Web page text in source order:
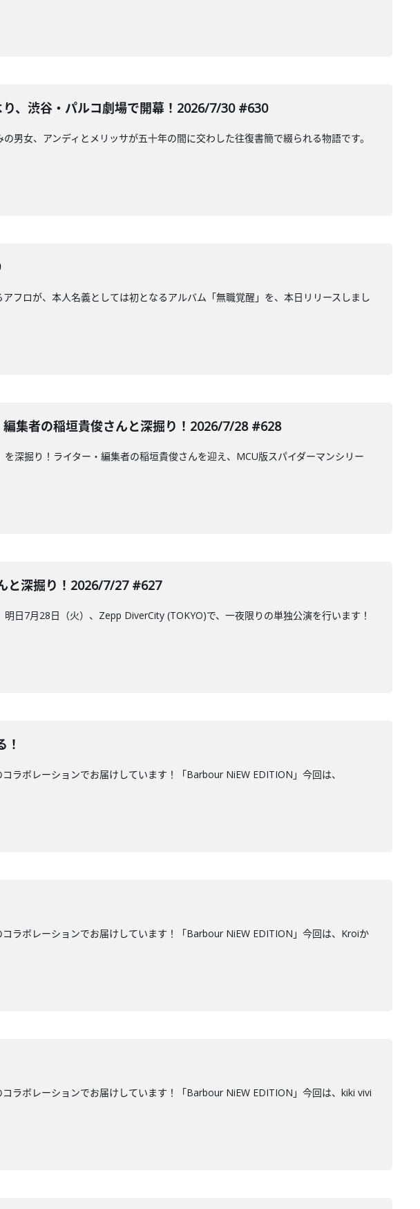
、渋谷・パルコ劇場で開幕！2026/7/30 #630
女、アンディとメリッサが五十年の間に交わした往復書簡で綴られる物語です。
フロが、本人名義としては初となるアルバム「無職覚醒」を、本日リリースしまし
集者の稲垣貴俊さんと深掘り！2026/7/28 #628
深掘り！ライター・編集者の稲垣貴俊さんを迎え、MCU版スパイダーマンシリー
と深掘り！2026/7/27 #627
日7月28日（火）、Zepp DiverCity (TOKYO)で、一夜限りの単独公演を行います！
！
ボレーションでお届けしています！「Barbour NiEW EDITION」今回は、
ラボレーションでお届けしています！「Barbour NiEW EDITION」今回は、Kroiか
ラボレーションでお届けしています！「Barbour NiEW EDITION」今回は、kiki vivi